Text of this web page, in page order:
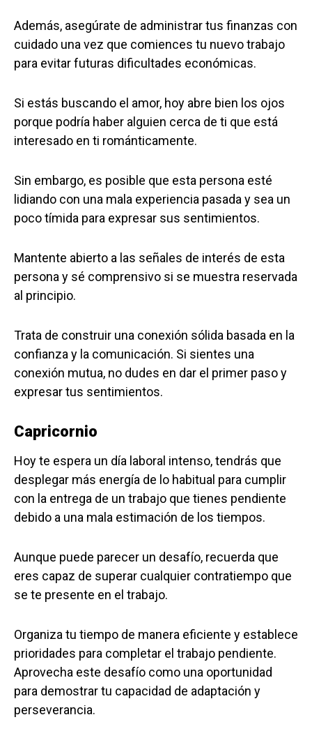
Además, asegúrate de administrar tus finanzas con
cuidado una vez que comiences tu nuevo trabajo
para evitar futuras dificultades económicas.
Si estás buscando el amor, hoy abre bien los ojos
porque podría haber alguien cerca de ti que está
interesado en ti románticamente.
Sin embargo, es posible que esta persona esté
lidiando con una mala experiencia pasada y sea un
poco tímida para expresar sus sentimientos.
Mantente abierto a las señales de interés de esta
persona y sé comprensivo si se muestra reservada
al principio.
Trata de construir una conexión sólida basada en la
confianza y la comunicación. Si sientes una
conexión mutua, no dudes en dar el primer paso y
expresar tus sentimientos.
Capricornio
Hoy te espera un día laboral intenso, tendrás que
desplegar más energía de lo habitual para cumplir
con la entrega de un trabajo que tienes pendiente
debido a una mala estimación de los tiempos.
Aunque puede parecer un desafío, recuerda que
eres capaz de superar cualquier contratiempo que
se te presente en el trabajo.
Organiza tu tiempo de manera eficiente y establece
prioridades para completar el trabajo pendiente.
Aprovecha este desafío como una oportunidad
para demostrar tu capacidad de adaptación y
perseverancia.